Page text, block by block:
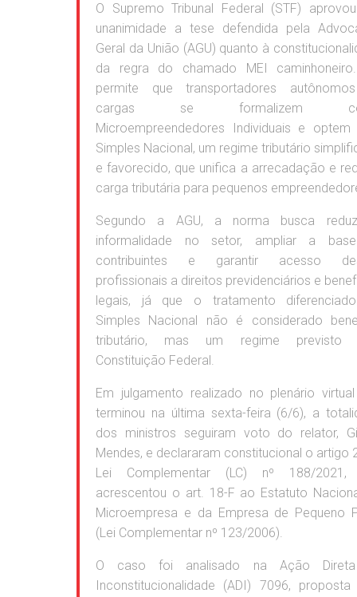
O Supremo Tribunal Federal (STF)
unanimidade a tese defendida pela
Geral da União (AGU) quanto à
da regra do chamado MEI
permite que transportadores
cargas se formalizem
Microempreendedores Individuais e optem
Simples Nacional, um regime tributário
e favorecido, que unifica a arrecadação e
carga tributária para pequenos
Segundo a AGU, a norma busca
informalidade no setor, ampliar a
contribuintes e garantir acesso
profissionais a direitos previdenciários e
legais, já que o tratamento
Simples Nacional não é considerado
tributário, mas um regime previsto
Constituição Federal.
Em julgamento realizado no plenário
terminou na última sexta-feira (6/6), a
dos ministros seguiram voto do relator,
Mendes, e declararam constitucional o artigo
Lei Complementar (LC) nº 188/2021,
acrescentou o art. 18-F ao Estatuto
Microempresa e da Empresa de Pequeno
(Lei Complementar nº 123/2006).
O caso foi analisado na Ação
Inconstitucionalidade (ADI) 7096, proposta